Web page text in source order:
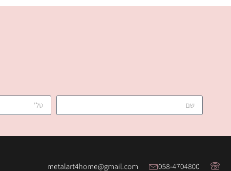
058-4704800
metalart4home@gmail.com